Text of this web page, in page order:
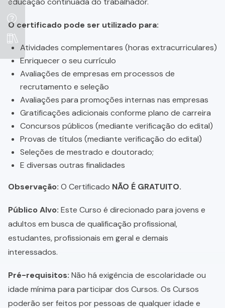
O certificado pode ser utilizado para:
Atividades complementares (horas extracurriculares)
Enriquecer o seu currículo
Avaliações de empresas em processos de
recrutamento e seleção
Avaliações para promoções internas nas empresas
Gratificações adicionais conforme plano de carreira
Concursos públicos (mediante verificação do edital)
Provas de títulos (mediante verificação do edital)
Seleções de mestrado e doutorado;
E diversas outras finalidades
Observação: O Certificado NÃO É GRATUITO.
Público Alvo: Este Curso é direcionado para jovens e
adultos em busca de qualificação profissional,
estudantes, profissionais em geral e demais
interessados.
Pré-requisitos: Não há exigência de escolaridade ou
idade mínima para participar dos Cursos. Os Cursos
poderão ser feitos por pessoas de qualquer idade e